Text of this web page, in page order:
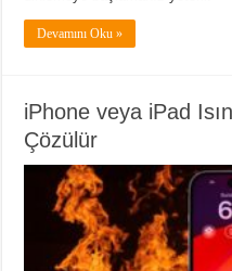
Devamını Oku »
iPhone veya iPad
Çözülür